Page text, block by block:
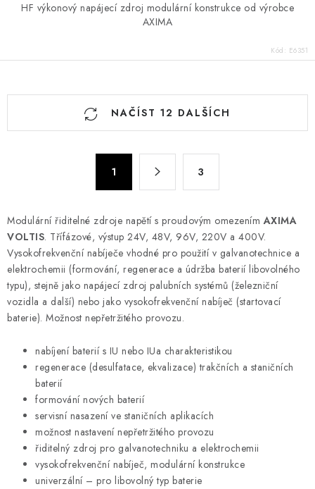
HF výkonový napájecí zdroj modulární konstrukce od výrobce
AXIMA
Kód: E6351
O
c
í
p
r
v
k
y
NAČÍST 12 DALŠÍCH
á
n
k
o
v
á
n
1 3
Modulární řiditelné zdroje napětí s proudovým omezenímAXIMA
VOLTIS. Třífázové, výstup 24V, 48V, 96V, 220V a 400V.
Vysokofrekvenční nabíječe vhodné pro použití v galvanotechnice a
elektrochemii (formování, regenerace a údržba baterií libovolného
typu), stejně jako napájecí zdroj palubních systémů (železniční
vozidla a další) nebo jako vysokofrekvenční nabíječ (startovací
baterie). Možnost nepřetržitého provozu.
nabíjení baterií s IU nebo IUa charakteristikou
regenerace (desulfatace, ekvalizace) trakčních a staničních
baterií
formování nových baterií
servisní nasazení ve staničních aplikacích
možnost nastavení nepřetržitého provozu
řiditelný zdroj pro galvanotechniku a elektrochemii
vysokofrekvenční nabíječ, modulární konstrukce
univerzální – pro libovolný typ baterie